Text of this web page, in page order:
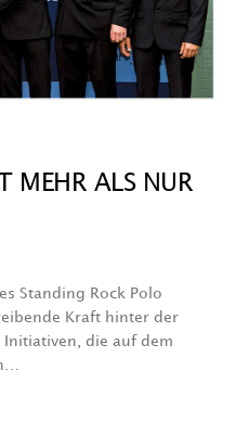
MEHR ALS NUR
Standing Rock Polo
Kraft hinter der
die auf dem